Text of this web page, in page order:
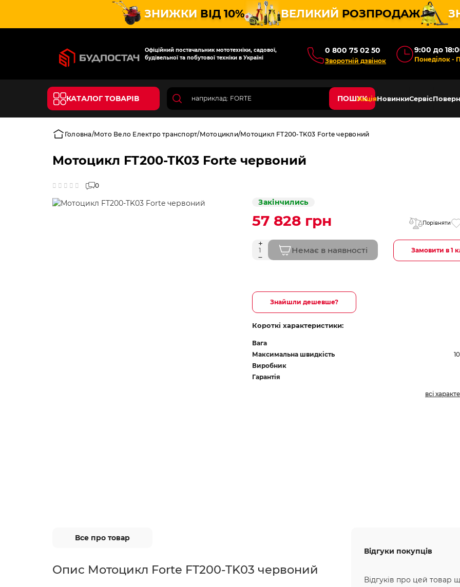
ЗНИЖКИ ВІД 10% ВЕЛИКИЙ РОЗПРОДАЖ
Офіційний постачальник мототехніки, садової,
будівельної та побутової техніки в Україні
0 800 75 02 50
Зворотній дзвінок
9:00 до
Понеділок -
КАТАЛОГ ТОВАРІВ ПОШУКАкціяНовинкиСервіс
Головна Мото Вело Електро транспорт Мотоцикли Мотоцикл FT200-TK03 Forte червоний
Мотоцикл FT200-TK03 Forte червоний
0
Закінчились
57 828 грн Порівняти
Немає в наявності Замовити в 1
Знайшли дешевше?
Короткі характеристики:
Вага
Максимальна швидкість
Виробник
Гарантія
всі
Все про товар
Опис Мотоцикл Forte FT200-TK03 червоний
Відгуки покупців
Відгуків про цей товар